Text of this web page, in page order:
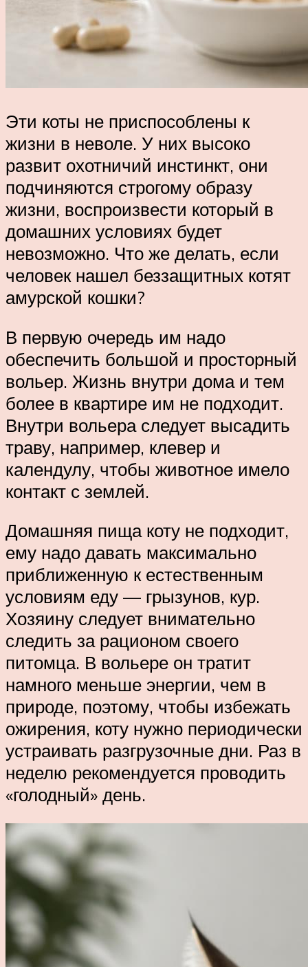
Эти коты не приспособлены к
жизни в неволе. У них высоко
развит охотничий инстинкт, они
подчиняются строгому образу
жизни, воспроизвести который в
домашних условиях будет
невозможно. Что же делать, если
человек нашел беззащитных котят
амурской кошки?
В первую очередь им надо
обеспечить большой и просторный
вольер. Жизнь внутри дома и тем
более в квартире им не подходит.
Внутри вольера следует высадить
траву, например, клевер и
календулу, чтобы животное имело
контакт с землей.
Домашняя пища коту не подходит,
ему надо давать максимально
приближенную к естественным
условиям еду — грызунов, кур.
Хозяину следует внимательно
следить за рационом своего
питомца. В вольере он тратит
намного меньше энергии, чем в
природе, поэтому, чтобы избежать
ожирения, коту нужно периодически
устраивать разгрузочные дни. Раз в
неделю рекомендуется проводить
«голодный» день.